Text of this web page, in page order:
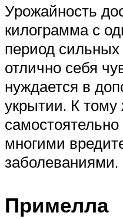
Урожайность
килограмма с
период сильных
отлично себя
нуждается в
укрытии. К
многими
заболеваниями.
Примелла